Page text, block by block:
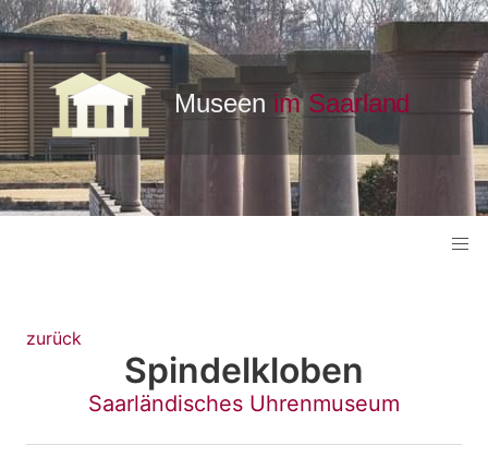
zurück
Spindelkloben
Saarländisches Uhrenmuseum